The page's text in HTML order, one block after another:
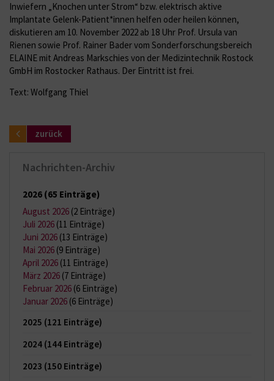
Inwiefern „Knochen unter Strom“ bzw. elektrisch aktive
Implantate Gelenk-Patient*innen helfen oder heilen können,
diskutieren am 10. November 2022 ab 18 Uhr Prof. Ursula van
Rienen sowie Prof. Rainer Bader vom Sonderforschungsbereich
ELAINE mit Andreas Markschies von der Medizintechnik Rostock
GmbH im Rostocker Rathaus. Der Eintritt ist frei.
Text: Wolfgang Thiel
zurück
Nachrichten-Archiv
2026 (65 Einträge)
August 2026 (2 Einträge)
Juli 2026 (11 Einträge)
Juni 2026 (13 Einträge)
Mai 2026 (9 Einträge)
April 2026 (11 Einträge)
März 2026 (7 Einträge)
Februar 2026 (6 Einträge)
Januar 2026 (6 Einträge)
2025 (121 Einträge)
2024 (144 Einträge)
2023 (150 Einträge)